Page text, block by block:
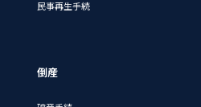
民事再生手続
倒産